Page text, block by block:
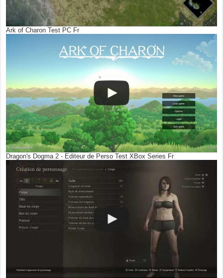
Ark of Charon Test PC Fr
Dragon's Dogma 2 - Editeur de Perso Test XBox Series Fr